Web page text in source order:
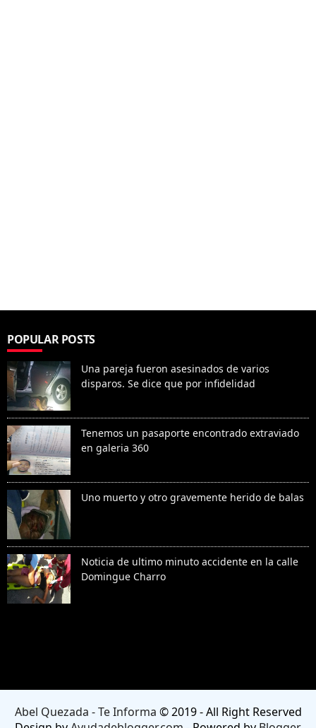
POPULAR POSTS
Una pareja fueron asesinados de varios
disparos. Se dice que por infidelidad
Tenemos un pasaporte encontrado extraviado
en galeria 360
Uno muerto y otro gravemente herido de balas
Noticia de ultimo minuto accidente en la calle
Domingue Charro
Abel Quezada - Te Informa © 2019 - All Right Reserved